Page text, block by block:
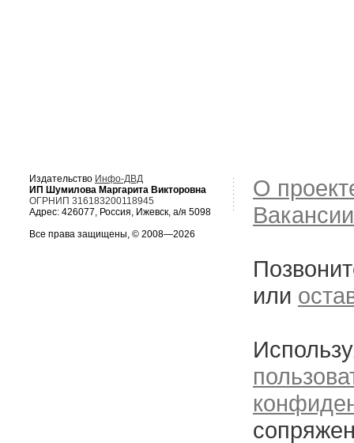
Издательство Инфо-ДВД
ИП Шумилова Маргарита Викторовна
ОГРНИП 316183200118945
Адрес: 426077, Россия, Ижевск, а/я 5098
Все права защищены, © 2008—2026
О
Вакансии
или